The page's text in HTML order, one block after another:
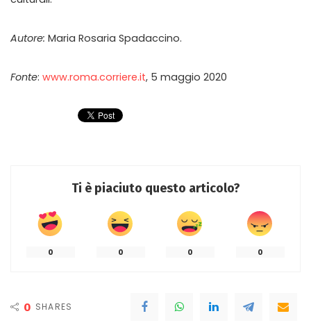
Autore: Maria Rosaria Spadaccino.
Fonte: www.roma.corriere.it, 5 maggio 2020
Ti è piaciuto questo articolo?
0 0 0 0
0 SHARES